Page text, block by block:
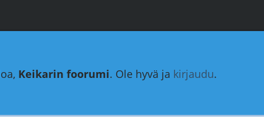
Keikarin foorumi. Ole hyvä ja kirjaudu.